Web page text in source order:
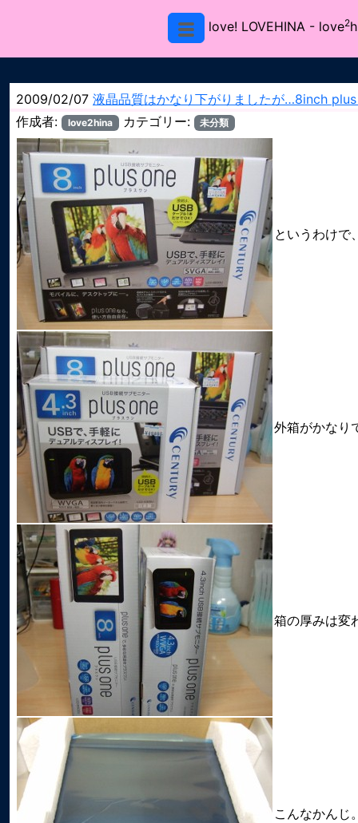
love! LOVEHINA - love2
2009/02/07 液晶品質はかなり下がりましたが…8inch
作成者:
love2hina カテゴリー: 未分類
というわけ
外箱がかなり
箱の厚みは変
こんなかんじ